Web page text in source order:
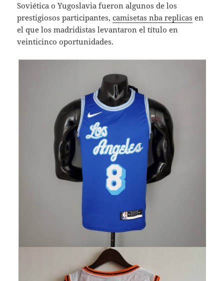
Soviética o Yugoslavia fueron algunos de los
prestigiosos participantes,camisetas nba replicas en
el que los madridistas levantaron el título en
veinticinco oportunidades.